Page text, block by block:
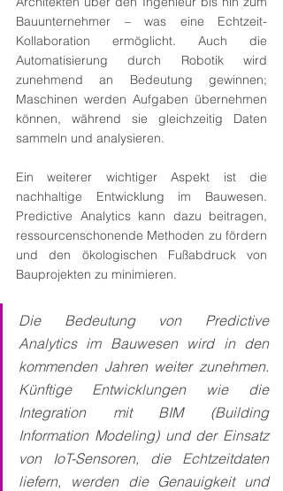
Bauunternehmer – was eine Echtzeit-
Kollaboration ermöglicht. Auch die
Automatisierung durch Robotik wird
zunehmend an Bedeutung gewinnen;
Maschinen werden Aufgaben übernehmen
können, während sie gleichzeitig Daten
sammeln und analysieren.
Ein weiterer wichtiger Aspekt ist die
nachhaltige Entwicklung im Bauwesen.
Predictive Analytics kann dazu beitragen,
ressourcenschonende Methoden zu fördern
und den ökologischen Fußabdruck von
Bauprojekten zu minimieren.
Die Bedeutung von Predictive
Analytics im Bauwesen wird in den
kommenden Jahren weiter zunehmen.
Künftige Entwicklungen wie die
Integration mit BIM (Building
Information Modeling) und der Einsatz
von IoT-Sensoren, die Echtzeitdaten
liefern, werden die Genauigkeit und